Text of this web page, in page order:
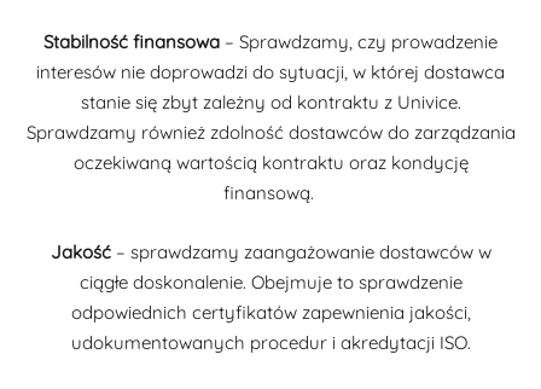
Stabilność finansowa – Sprawdzamy, czy prowadzenie
interesów nie doprowadzi do sytuacji, w której dostawca
stanie się zbyt zależny od kontraktu z Univice.
Sprawdzamy również zdolność dostawców do zarządzania
oczekiwaną wartością kontraktu oraz kondycję
finansową.
Jakość– sprawdzamy zaangażowanie dostawców w
ciągłe doskonalenie. Obejmuje to sprawdzenie
odpowiednich certyfikatów zapewnienia jakości,
udokumentowanych procedur i akredytacji ISO.